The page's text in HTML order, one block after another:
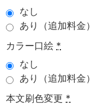
なし
あり（追加料金）
カラー口絵 *
なし
あり（追加料金）
本文刷色変更 *